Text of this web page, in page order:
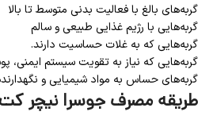
گربه‌های بالغ با فعالیت بدنی متوسط تا بالا
گربه‌هایی با رژیم غذایی طبیعی و سالم
گربه‌هایی که به غلات حساسیت دارند.
گربه‌هایی که نیاز به تقویت سیستم ایمنی،
گربه‌های حساس به مواد شیمیایی و
طریقه مصرف جوسرا نیچر کت ۱۰